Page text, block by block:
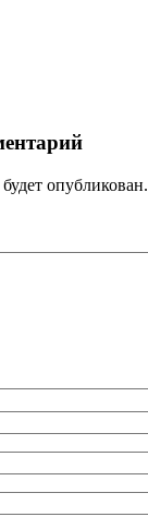
опубликован.